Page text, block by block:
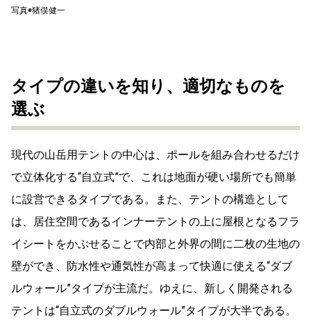
写真◉猪俣健一
タイプの違いを知り、適切なものを
選ぶ
現代の山岳用テントの中心は、ポールを組み合わせるだけ
で立体化する“自立式”で、これは地面が硬い場所でも簡単
に設営できるタイプである。また、テントの構造として
は、居住空間であるインナーテントの上に屋根となるフラ
イシートをかぶせることで内部と外界の間に二枚の生地の
壁ができ、防水性や通気性が高まって快適に使える“ダブ
ルウォール”タイプが主流だ。ゆえに、新しく開発される
テントは“自立式のダブルウォール”タイプが大半である。